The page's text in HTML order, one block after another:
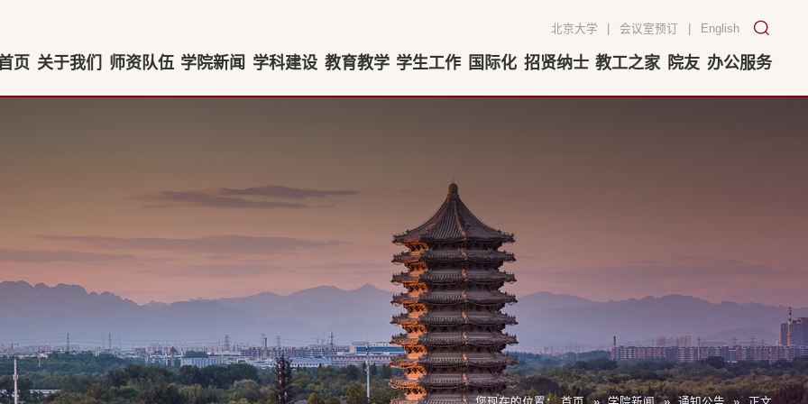
北京大学 会议室预订 English
页 关于我们 师资队伍 学院新闻 学科建设 教育教学 学生工作 国际化 招贤纳士 教工之家 院友 办公服务